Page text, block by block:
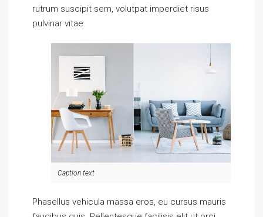
rutrum suscipit sem, volutpat imperdiet risus
pulvinar vitae.
Caption text
Phasellus vehicula massa eros, eu cursus mauris